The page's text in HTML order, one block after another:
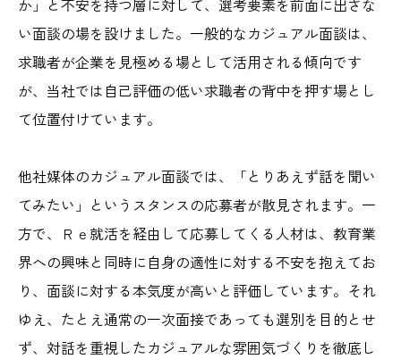
い面談の場を設けました。一般的なカジュアル面談は、
求職者が企業を見極める場として活用される傾向です
が、当社では自己評価の低い求職者の背中を押す場とし
て位置付けています。
他社媒体のカジュアル面談では、「とりあえず話を聞い
てみたい」というスタンスの応募者が散見されます。一
方で、Ｒｅ就活を経由して応募してくる人材は、教育業
界への興味と同時に自身の適性に対する不安を抱えてお
り、面談に対する本気度が高いと評価しています。それ
ゆえ、たとえ通常の一次面接であっても選別を目的とせ
ず、対話を重視したカジュアルな雰囲気づくりを徹底し